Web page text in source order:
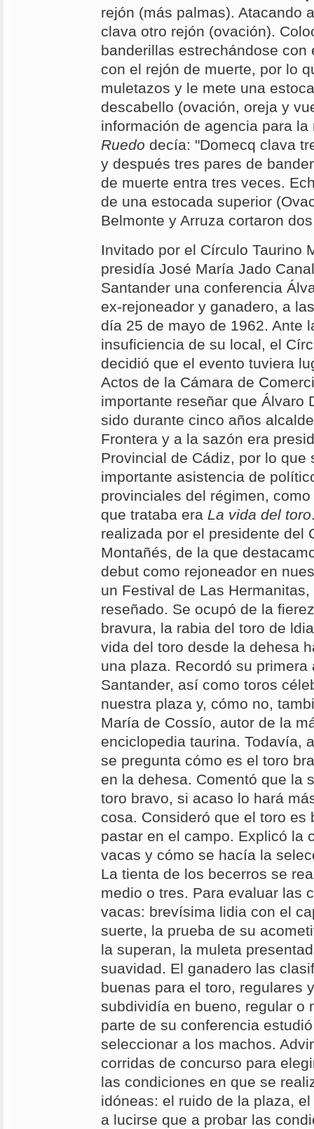
rejón (más palmas). Atacando
clava otro rejón (ovación).
banderillas estrechándose con
con el rejón de muerte, por lo
muletazos y le mete una
descabello (ovación, oreja y
información de agencia para
Ruedo decía: "Domecq clava
y después tres pares de
de muerte entra tres veces.
de una estocada superior
Belmonte y Arruza cortaron
Invitado por el Círculo Taurino
presidía José María Jado
Santander una conferencia
ex-rejoneador y ganadero, a
día 25 de mayo de 1962. Ante
insuficiencia de su local, el
decidió que el evento tuviera
Actos de la Cámara de
importante reseñar que Álvaro
sido durante cinco años
Frontera y a la sazón era
Provincial de Cádiz, por lo que
importante asistencia de
provinciales del régimen,
que trataba era La vida del toro
realizada por el presidente del
Montañés, de la que
debut como rejoneador en
un Festival de Las
reseñado. Se ocupó de la
bravura, la rabia del toro de
vida del toro desde la dehesa
una plaza. Recordó su primera
Santander, así como toros
nuestra plaza y, cómo no,
María de Cossío, autor de la
enciclopedia taurina. Todavía,
se pregunta cómo es el toro
en la dehesa. Comentó que la
toro bravo, si acaso lo hará
cosa. Consideró que el toro es
pastar en el campo. Explicó la
vacas y cómo se hacía la
La tienta de los becerros se
medio o tres. Para evaluar las
vacas: brevísima lidia con el
suerte, la prueba de su
la superan, la muleta
suavidad. El ganadero las
buenas para el toro, regulares
subdividía en bueno, regular o
parte de su conferencia
seleccionar a los machos.
corridas de concurso para
las condiciones en que se
idóneas: el ruido de la plaza,
a lucirse que a probar las